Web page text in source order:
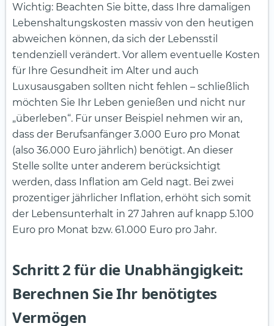
Wichtig: Beachten Sie bitte, dass Ihre damaligen
Lebenshaltungskosten massiv von den heutigen
abweichen können, da sich der Lebensstil
tendenziell verändert. Vor allem eventuelle Kosten
für Ihre Gesundheit im Alter und auch
Luxusausgaben sollten nicht fehlen – schließlich
möchten Sie Ihr Leben genießen und nicht nur
„überleben“. Für unser Beispiel nehmen wir an,
dass der Berufsanfänger 3.000 Euro pro Monat
(also 36.000 Euro jährlich) benötigt. An dieser
Stelle sollte unter anderem berücksichtigt
werden, dass Inflation am Geld nagt. Bei zwei
prozentiger jährlicher Inflation, erhöht sich somit
der Lebensunterhalt in 27 Jahren auf knapp 5.100
Euro pro Monat bzw. 61.000 Euro pro Jahr.
Schritt 2 für die Unabhängigkeit:
Berechnen Sie Ihr benötigtes
Vermögen